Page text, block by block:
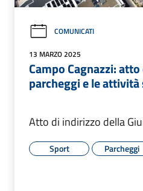
COMUNICATI
13 MARZO 2025
Campo Cagnazzi:
parcheggi e le
Atto di indirizzo della
Sport Parcheggi